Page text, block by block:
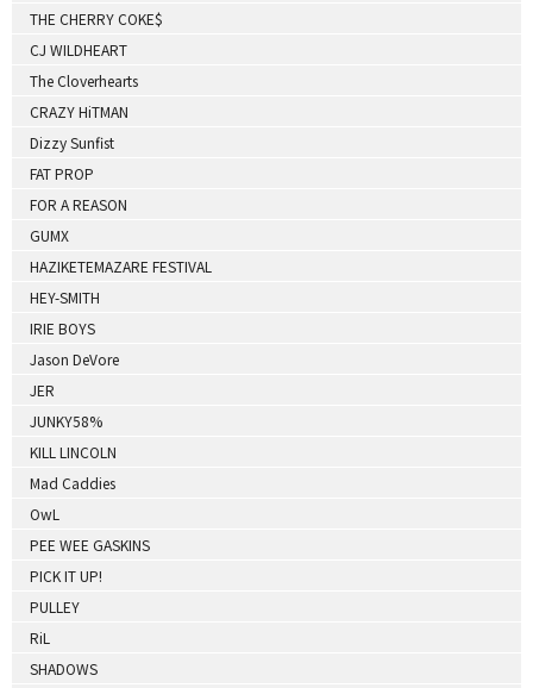
THE CHERRY COKE$
CJ WILDHEART
The Cloverhearts
CRAZY HiTMAN
Dizzy Sunfist
FAT PROP
FOR A REASON
GUMX
HAZIKETEMAZARE FESTIVAL
HEY-SMITH
IRIE BOYS
Jason DeVore
JER
JUNKY58%
KILL LINCOLN
Mad Caddies
OwL
PEE WEE GASKINS
PICK IT UP!
PULLEY
RiL
SHADOWS